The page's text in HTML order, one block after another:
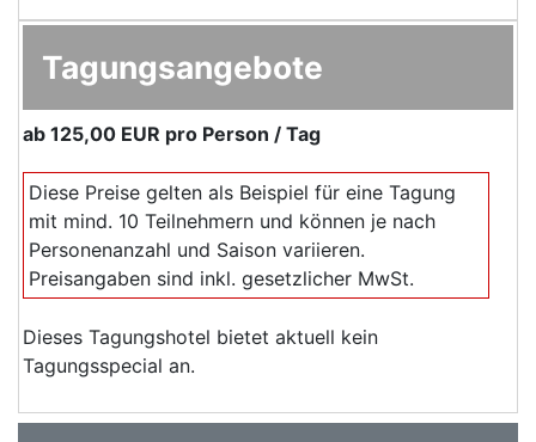
Tagungsangebote
ab 125,00 EUR pro Person / Tag
Diese Preise gelten als Beispiel für eine Tagung
mit mind. 10 Teilnehmern und können je nach
Personenanzahl und Saison variieren.
Preisangaben sind inkl. gesetzlicher MwSt.
Dieses Tagungshotel bietet aktuell kein
Tagungsspecial an.